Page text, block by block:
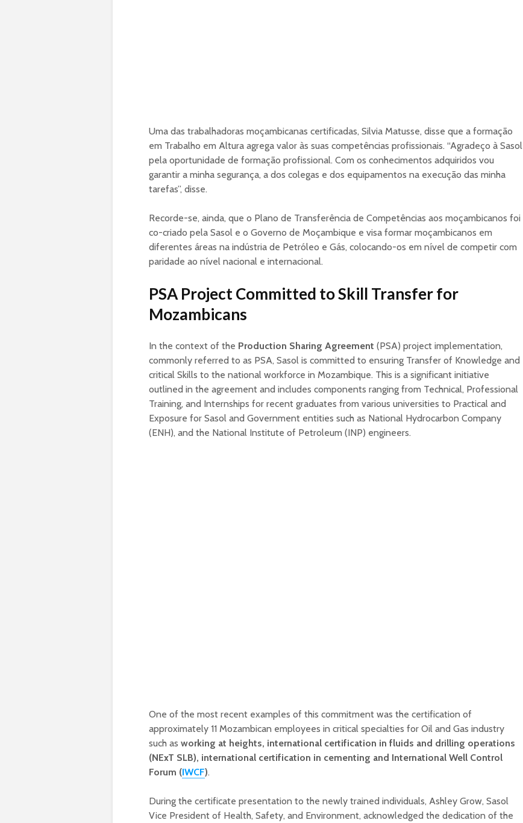
Uma das trabalhadoras moçambicanas certificadas, Silvia Matusse, disse que a formação
em Trabalho em Altura agrega valor às suas competências profissionais. “Agradeço à Sasol
pela oportunidade de formação profissional. Com os conhecimentos adquiridos vou
garantir a minha segurança, a dos colegas e dos equipamentos na execução das minha
tarefas”, disse.
Recorde-se, ainda, que o Plano de Transferência de Competências aos moçambicanos foi
co-criado pela Sasol e o Governo de Moçambique e visa formar moçambicanos em
diferentes áreas na indústria de Petróleo e Gás, colocando-os em nível de competir com
paridade ao nível nacional e internacional.
PSA Project Committed to Skill Transfer for
Mozambicans
In the context of the Production Sharing Agreement (PSA) project implementation,
commonly referred to as PSA, Sasol is committed to ensuring Transfer of Knowledge and
critical Skills to the national workforce in Mozambique. This is a significant initiative
outlined in the agreement and includes components ranging from Technical, Professional
Training, and Internships for recent graduates from various universities to Practical and
Exposure for Sasol and Government entities such as National Hydrocarbon Company
(ENH), and the National Institute of Petroleum (INP) engineers.
One of the most recent examples of this commitment was the certification of
approximately 11 Mozambican employees in critical specialties for Oil and Gas industry
such as working at heights, international certification in fluids and drilling operations
(NExT SLB), international certification in cementing and International Well Control
Forum (IWCF).
During the certificate presentation to the newly trained individuals, Ashley Grow, Sasol
Vice President of Health, Safety, and Environment, acknowledged the dedication of the